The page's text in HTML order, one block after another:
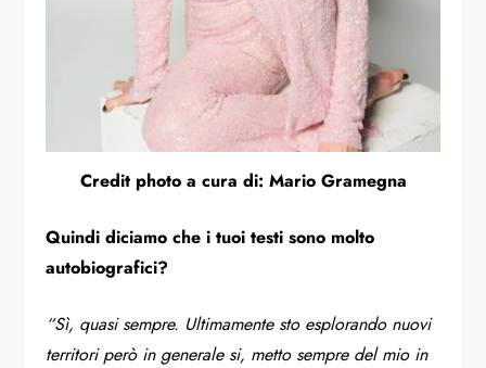
Credit photo a cura di: Mario Gramegna
Quindi diciamo che i tuoi testi sono molto
autobiografici?
“Sì, quasi sempre. Ultimamente sto esplorando nuovi
territori però in generale si, metto sempre del mio in